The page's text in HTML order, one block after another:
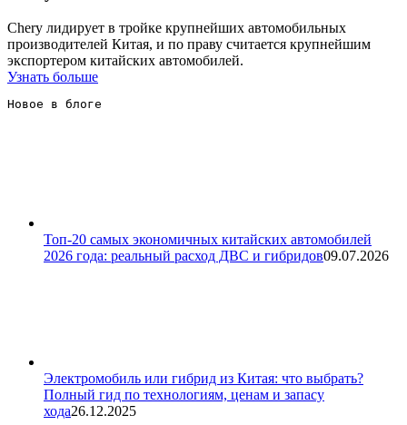
Chery лидирует в тройке крупнейших автомобильных
производителей Китая, и по праву считается крупнейшим
экспортером китайских автомобилей.
Узнать больше
Новое в блоге
Топ-20 самых экономичных китайских автомобилей
2026 года: реальный расход ДВС и гибридов09.07.2026
Электромобиль или гибрид из Китая: что выбрать?
Полный гид по технологиям, ценам и запасу
хода26.12.2025